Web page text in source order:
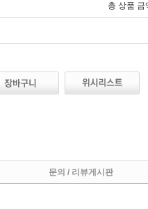
총 상품 금
문의 / 리뷰게시판